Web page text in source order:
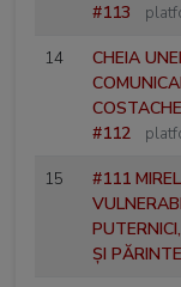
#113
14
CHEIA
#112
15
#111
ȘI